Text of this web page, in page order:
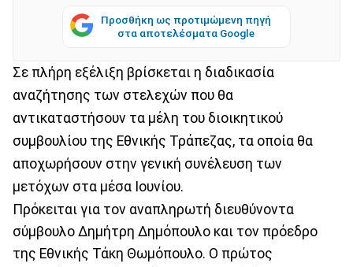
Προσθήκη ως προτιμώμενη πηγή
στα αποτελέσματα Google
Σε πλήρη εξέλιξη βρίσκεται η διαδικασία
αναζήτησης των στελεχών που θα
αντικαταστήσουν τα μέλη του διοικητικού
συμβουλίου της Εθνικής Τράπεζας, τα οποία θα
αποχωρήσουν στην γενική συνέλευση των
μετόχων στα μέσα Ιουνίου.
Πρόκειται για τον αναπληρωτή διευθύνοντα
σύμβουλο Δημήτρη Δημόπουλο και τον πρόεδρο
της Εθνικής Τάκη Θωμόπουλο. Ο πρώτος